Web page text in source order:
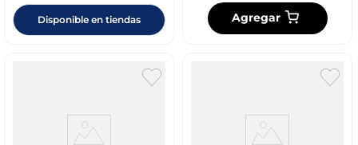
Disponible en tiendas Agregar